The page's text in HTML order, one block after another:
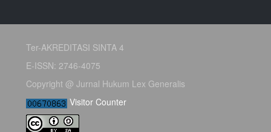
Ter-AKREDITASI SINTA 4
E-ISSN: 2746-4075
Copyright @ Jurnal Hukum Lex Generalis
Visitor Counter